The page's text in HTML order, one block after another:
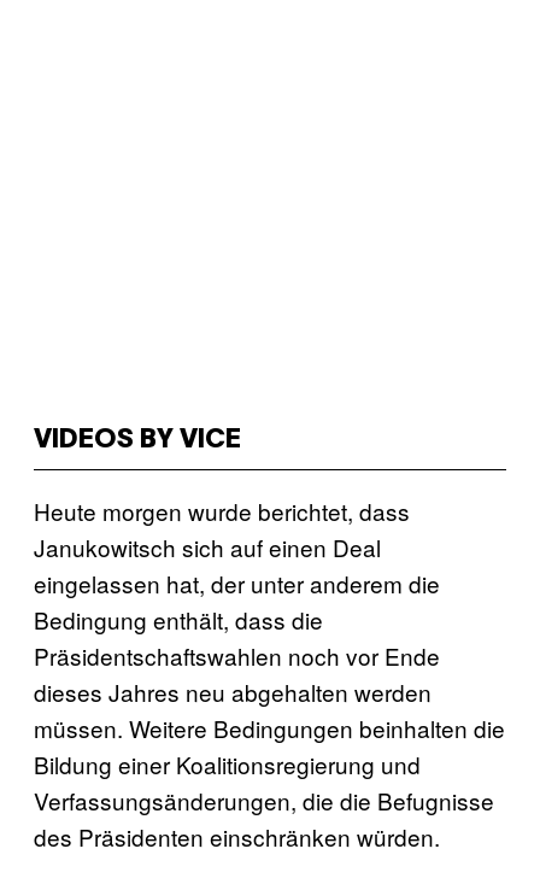
VIDEOS BY VICE
Heute morgen wurde berichtet, dass
Janukowitsch sich auf einen Deal
eingelassen hat, der unter anderem die
Bedingung enthält, dass die
Präsidentschaftswahlen noch vor Ende
dieses Jahres neu abgehalten werden
müssen. Weitere Bedingungen beinhalten die
Bildung einer Koalitionsregierung und
Verfassungsänderungen, die die Befugnisse
des Präsidenten einschränken würden.